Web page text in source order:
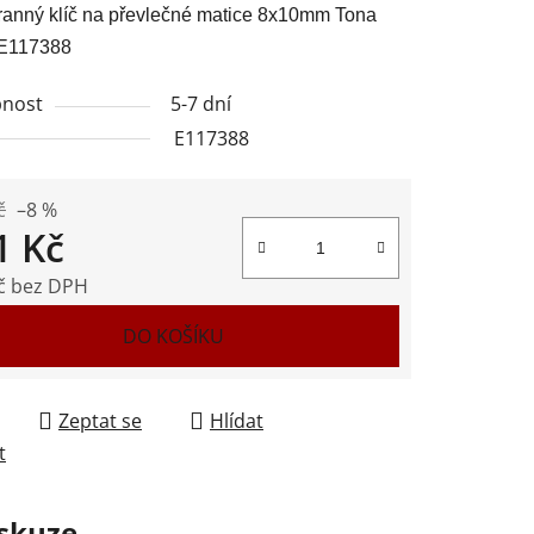
klíč na převlečné matice 8x10mm Tona
5-7 dní
E117388
–8 %
Kč
bez DPH
DO KOŠÍKU
Zeptat se
Hlídat